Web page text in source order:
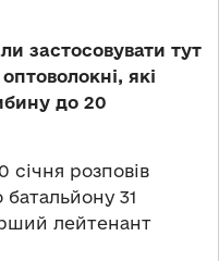
застосовувати тут
які
до 20
січня розповів
31
лейтенант